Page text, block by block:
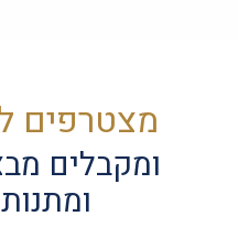
מצטרפים
ומקבלים